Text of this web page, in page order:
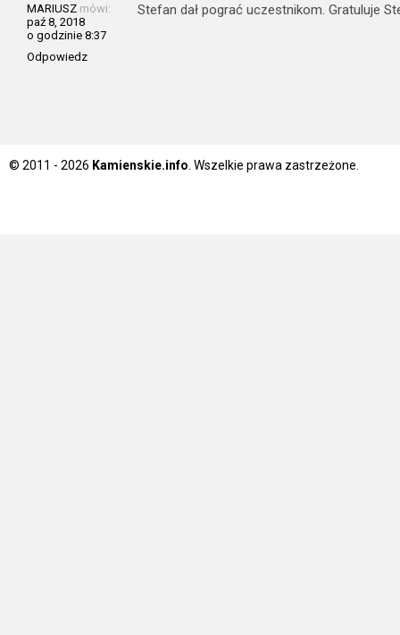
MARIUSZ mówi:
paź 8, 2018
o godzinie 8:37
Odpowiedz
Stefan dał pograć uczestnikom. Gratuluje
© 2011 - 2026 Kamienskie.info . Wszelkie prawa zastrzeżone.